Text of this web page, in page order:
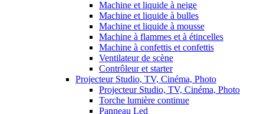
Machine et liquide à neige
Machine et liquide à bulles
Machine et liquide à mousse
Machine à flammes et à étincelles
Machine à confettis et confettis
Ventilateur de scène
Contrôleur et starter
Projecteur Studio, TV, Cinéma, Photo
Projecteur Studio, TV, Cinéma, Photo
Torche lumière continue
Panneau Led